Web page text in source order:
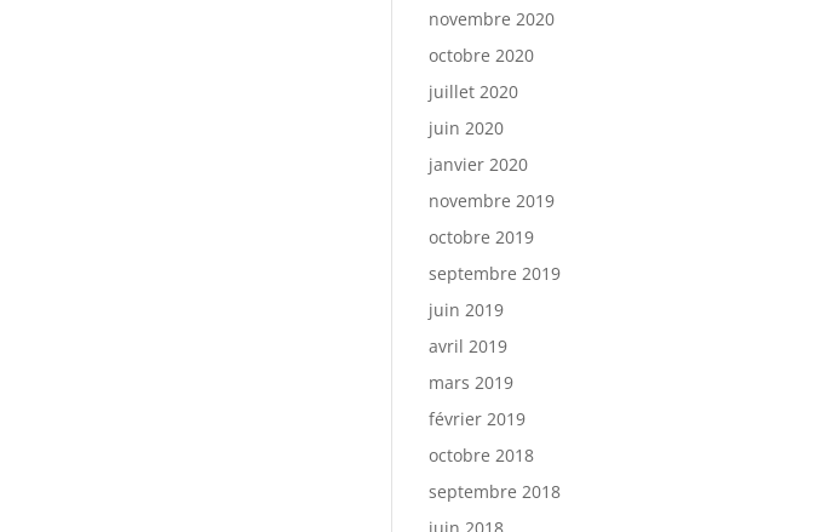
novembre 2020
octobre 2020
juillet 2020
juin 2020
janvier 2020
novembre 2019
octobre 2019
septembre 2019
juin 2019
avril 2019
mars 2019
février 2019
octobre 2018
septembre 2018